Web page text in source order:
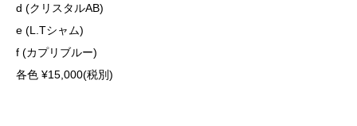
d (クリスタルAB)
e (L.Tシャム)
f (カプリブルー)
各色 ¥15,000(税別)